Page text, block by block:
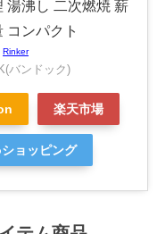
湯沸し 二次燃焼 薪
コンパクト
Rinker
バンドック)
楽天市場
ョッピング